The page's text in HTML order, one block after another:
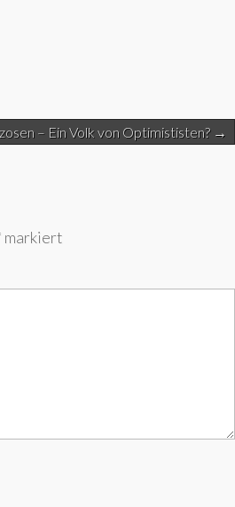
– Ein Volk von Optimististen? →
markiert